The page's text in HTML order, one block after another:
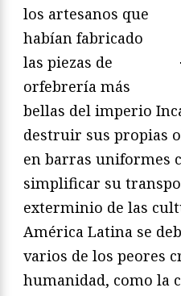
los artesanos que
habían fabricado
las piezas de
orfebrería más
bellas del imperio
destruir sus propias
en barras uniformes
simplificar su
exterminio de las
América Latina se
varios de los peores
humanidad, como la